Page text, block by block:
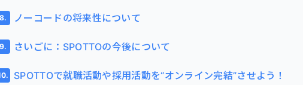
ノーコードの将来性について
さいごに：SPOTTOの今後について
SPOTTOで就職活動や採用活動を“オンライン完結”させよう！